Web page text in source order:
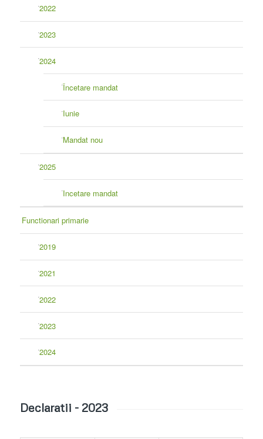
2022
2023
2024
Încetare mandat
Iunie
Mandat nou
2025
Incetare mandat
Functionari primarie
2019
2021
2022
2023
2024
Declaratii - 2023